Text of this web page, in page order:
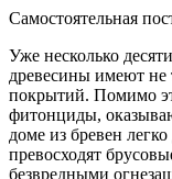
Самостоятельная
Уже несколько
древесины имеют не
покрытий. Помимо
фитонциды,
доме из бревен
превосходят
безвредными